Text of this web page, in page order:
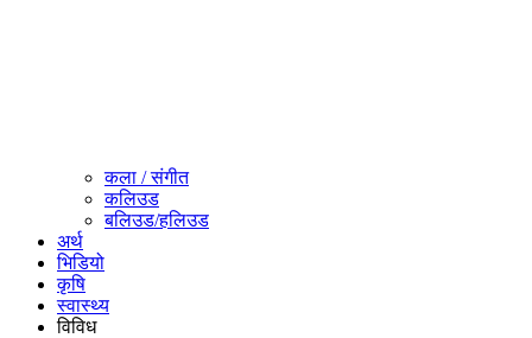
कला / संगीत​
कलिउड
बलिउड/हलिउड
अर्थ
भिडियो
कृषि
स्वास्थ्य
विविध